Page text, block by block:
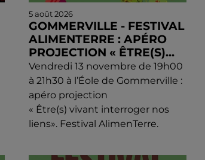
5 août 2026
GOMMERVILLE - FESTIVAL
ALIMENTERRE : APÉRO
PROJECTION « ÊTRE(S)...
Vendredi 13 novembre de 19h00
à 21h30 à l’Éole de Gommerville :
apéro projection
« Être(s) vivant interroger nos
liens». Festival AlimenTerre.